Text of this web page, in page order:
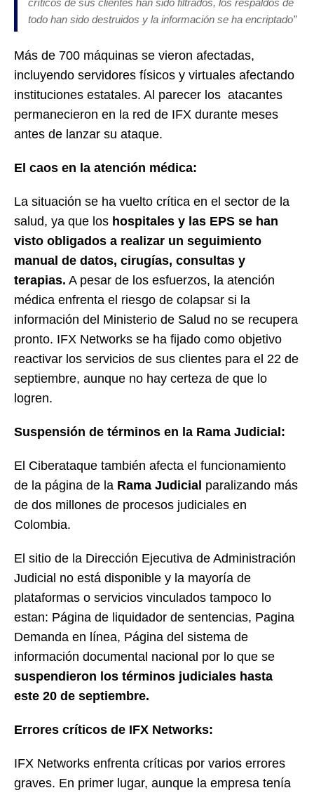
críticos de sus clientes han sido filtrados, los respaldos de
todo han sido destruidos y la información se ha encriptado”
Más de 700 máquinas se vieron afectadas,
incluyendo servidores físicos y virtuales afectando
instituciones estatales. Al parecer los atacantes
permanecieron en la red de IFX durante meses
antes de lanzar su ataque.
El caos en la atención médica:
La situación se ha vuelto crítica en el sector de la
salud, ya que los hospitales y las EPS se han
visto obligados a realizar un seguimiento
manual de datos, cirugías, consultas y
terapias. A pesar de los esfuerzos, la atención
médica enfrenta el riesgo de colapsar si la
información del Ministerio de Salud no se recupera
pronto. IFX Networks se ha fijado como objetivo
reactivar los servicios de sus clientes para el 22 de
septiembre, aunque no hay certeza de que lo
logren.
Suspensión de términos en la Rama Judicial:
El Ciberataque también afecta el funcionamiento
de la página de la Rama Judicial paralizando más
de dos millones de procesos judiciales en
Colombia.
El sitio de la Dirección Ejecutiva de Administración
Judicial no está disponible y la mayoría de
plataformas o servicios vinculados tampoco lo
estan: Página de liquidador de sentencias, Pagina
Demanda en línea, Página del sistema de
información documental nacional por lo que se
suspendieron los términos judiciales hasta
este 20 de septiembre.
Errores críticos de IFX Networks:
IFX Networks enfrenta críticas por varios errores
graves. En primer lugar, aunque la empresa tenía